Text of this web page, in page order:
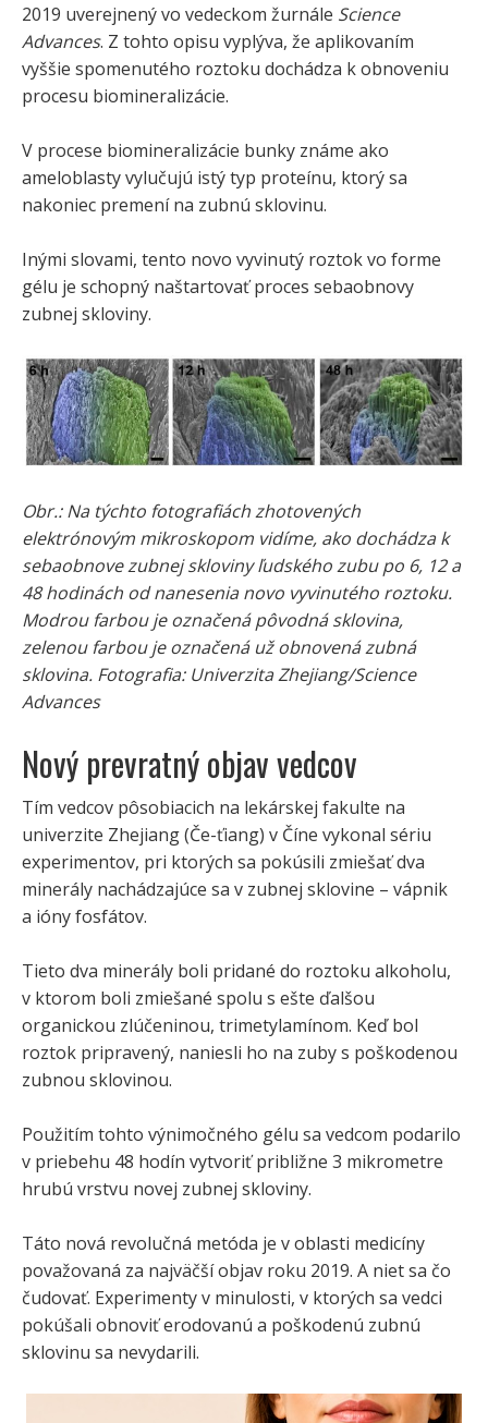
2019 uverejnený vo vedeckom žurnále Science
Advances. Z tohto opisu vyplýva, že aplikovaním
vyššie spomenutého roztoku dochádza k obnoveniu
procesu biomineralizácie.
V procese biomineralizácie bunky známe ako
ameloblasty vylučujú istý typ proteínu, ktorý sa
nakoniec premení na zubnú sklovinu.
Inými slovami, tento novo vyvinutý roztok vo forme
gélu je schopný naštartovať proces sebaobnovy
zubnej skloviny.
Obr.: Na týchto fotografiách zhotovených
elektrónovým mikroskopom vidíme, ako dochádza k
sebaobnove zubnej skloviny ľudského zubu po 6, 12 a
48 hodinách od nanesenia novo vyvinutého roztoku.
Modrou farbou je označená pôvodná sklovina,
zelenou farbou je označená už obnovená zubná
sklovina. Fotografia: Univerzita Zhejiang/Science
Advances
Nový prevratný objav vedcov
Tím vedcov pôsobiacich na lekárskej fakulte na
univerzite Zhejiang (Če-ťiang) v Číne vykonal sériu
experimentov, pri ktorých sa pokúsili zmiešať dva
minerály nachádzajúce sa v zubnej sklovine – vápnik
a ióny fosfátov.
Tieto dva minerály boli pridané do roztoku alkoholu,
v ktorom boli zmiešané spolu s ešte ďalšou
organickou zlúčeninou, trimetylamínom. Keď bol
roztok pripravený, naniesli ho na zuby s poškodenou
zubnou sklovinou.
Použitím tohto výnimočného gélu sa vedcom podarilo
v priebehu 48 hodín vytvoriť približne 3 mikrometre
hrubú vrstvu novej zubnej skloviny.
Táto nová revolučná metóda je v oblasti medicíny
považovaná za najväčší objav roku 2019. A niet sa čo
čudovať. Experimenty v minulosti, v ktorých sa vedci
pokúšali obnoviť erodovanú a poškodenú zubnú
sklovinu sa nevydarili.